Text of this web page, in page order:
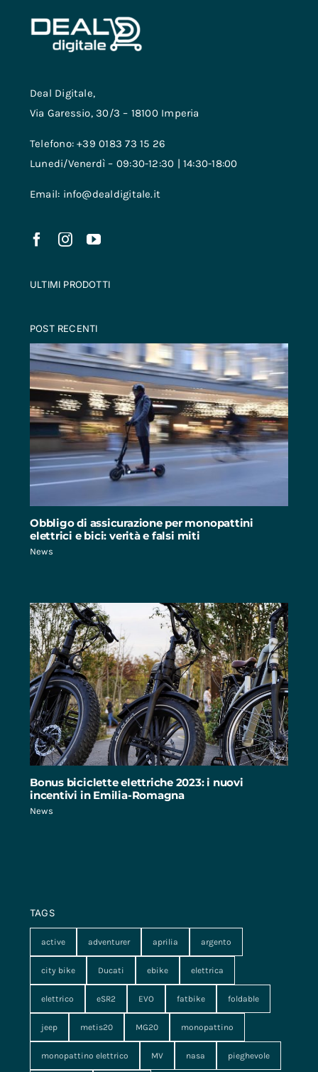
Deal Digitale,
Via Garessio, 30/3 – 18100 Imperia
Telefono: +39 0183 73 15 26
Lunedi/Venerdì – 09:30-12:30 | 14:30-18:00
Email: info@dealdigitale.it
ULTIMI PRODOTTI
POST RECENTI
Obbligo di assicurazione per monopattini
elettrici e bici: verità e falsi miti
News
Bonus biciclette elettriche 2023: i nuovi
incentivi in Emilia-Romagna
News
TAGS
active adventurer aprilia argento
city bike Ducati ebike elettrica
elettrico eSR2 EVO fatbike foldable
jeep metis20 MG20 monopattino
monopattino elettrico MV nasa pieghevole